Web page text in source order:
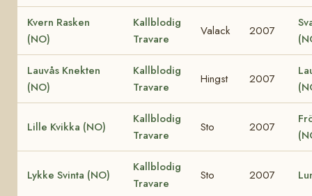
Kvern Rasken
(NO)
Kallblodig
Travare
Valack 2007
Lauvås Knekten
(NO)
Kallblodig
Travare
Hingst 2007
Lille Kvikka (NO)
Kallblodig
Travare
Sto 2007
Lykke Svinta (NO)
Kallblodig
Travare
Sto 2007